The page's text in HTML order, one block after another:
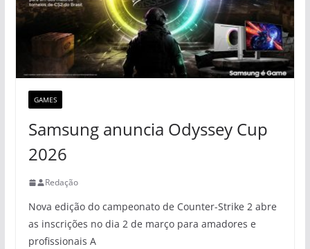
GAMES
Samsung anuncia Odyssey Cup
2026
Redação
Nova edição do campeonato de Counter-Strike 2 abre
as inscrições no dia 2 de março para amadores e
profissionais A